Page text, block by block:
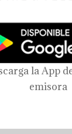
la App
emisora